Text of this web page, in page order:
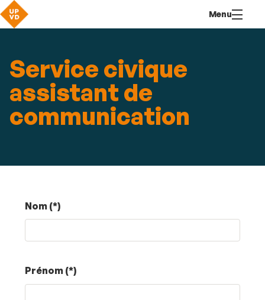
contenu
Menu
Service civique
assistant de
communication
Nom (*)
Prénom (*)